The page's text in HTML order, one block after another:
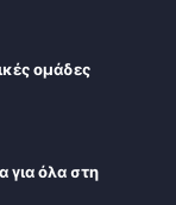
ομάδες
για όλα στη